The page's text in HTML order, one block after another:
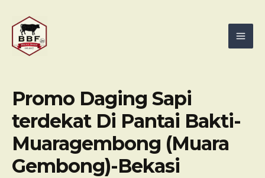
content
Promo Daging Sapi
terdekat Di Pantai Bakti-
Muaragembong (Muara
Gembong)-Bekasi